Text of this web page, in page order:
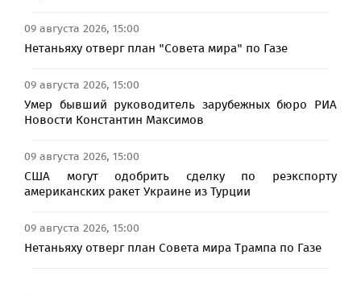
09 августа 2026, 15:00
Нетаньяху отверг план "Совета мира" по Газе
09 августа 2026, 15:00
Умер бывший руководитель зарубежных бюро РИА
Новости Константин Максимов
09 августа 2026, 15:00
США могут одобрить сделку по реэкспорту
американских ракет Украине из Турции
09 августа 2026, 15:00
Нетаньяху отверг план Совета мира Трампа по Газе